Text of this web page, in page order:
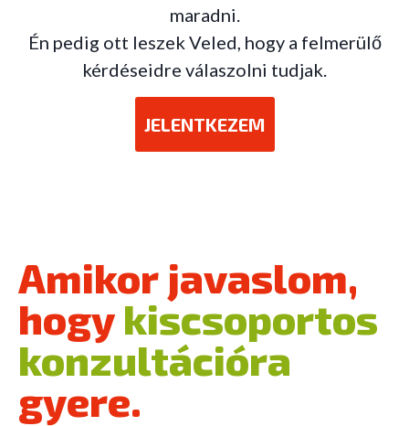
maradni.
Én pedig ott leszek Veled, hogy a felmerülő
kérdéseidre válaszolni tudjak.
JELENTKEZEM
Amikor javaslom,
hogy kiscsoportos
konzultációra
gyere.